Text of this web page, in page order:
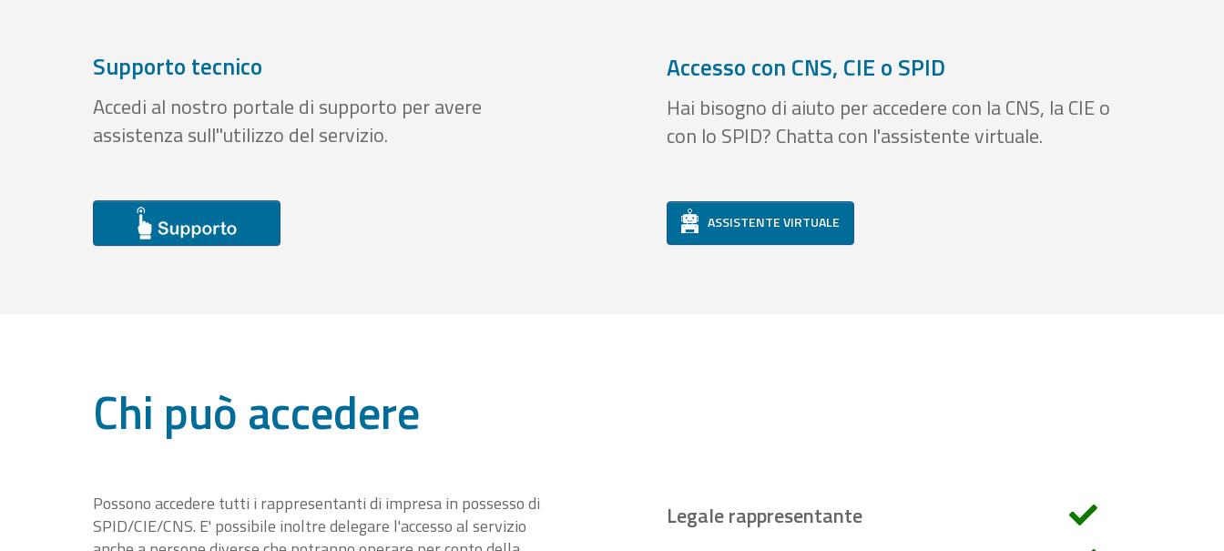
Supporto tecnico
Accedi al nostro portale di supporto per avere
assistenza sull''utilizzo del servizio.
Accesso con CNS, CIE o SPID
Hai bisogno di aiuto per accedere con la CNS, la CIE o
con lo SPID? Chatta con l'assistente virtuale.
ASSISTENTE VIRTUALE
Chi può accedere
Possono accedere tutti i rappresentanti di impresa in possesso di
SPID/CIE/CNS. E' possibile inoltre delegare l'accesso al servizio
Legale rappresentante